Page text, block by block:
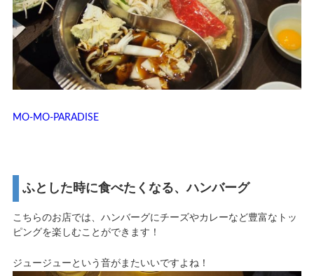
MO-MO-PARADISE
ふとした時に食べたくなる、ハンバーグ
こちらのお店では、ハンバーグにチーズやカレーなど豊富なトッ
ピングを楽しむことができます！
ジュージューという音がまたいいですよね！